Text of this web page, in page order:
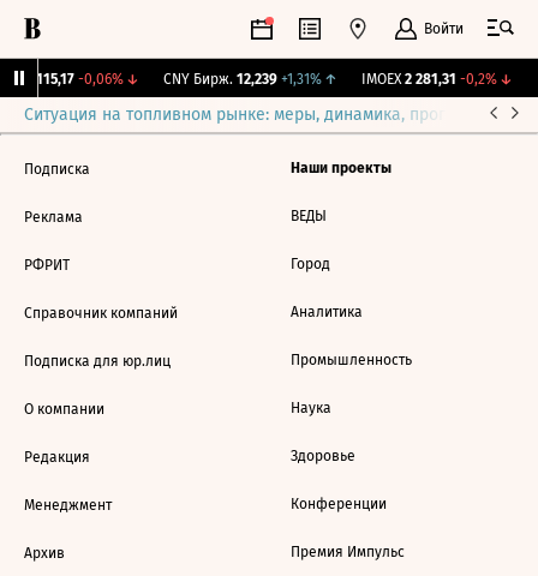
Войти
115,17 -0,06%↓ CNY Бирж. 12,239 +1,31%↑ IMOEX 2 281,31 -0,2%↓
Ситуация на топливном рынке: меры, динамика, прогнозы
Подписка
Реклама
РФРИТ
Справочник компаний
Подписка для юр.лиц
О компании
Редакция
Менеджмент
Архив
Наши проекты
ВЕДЫ
Город
Аналитика
Промышленность
Наука
Здоровье
Конференции
Премия Импульс